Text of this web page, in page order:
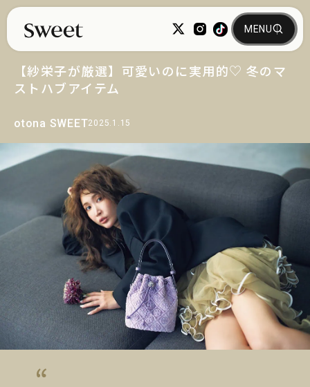
otona SWEET2025.1.15
【紗栄子が厳選】可愛いのに実用的♡ 冬のマ
ストハブアイテム